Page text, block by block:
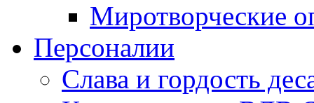
Миротворческие
Персоналии
Слава и гордость